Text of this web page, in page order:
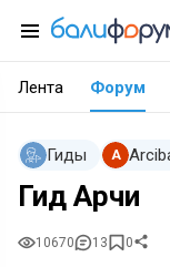
Лента Форум
Гиды A
Гид Арчи
10670 13 0